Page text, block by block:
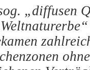
„diffusen